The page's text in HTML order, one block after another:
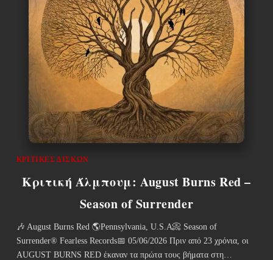
ΚΡΙΤΙΚΈΣ ΔΊΣΚΩΝ
Κριτική Άλμπουμ: August Burns Red –
Season of Surrender
🎶 August Burns Red 🌎Pennsylvania, U.S.A📀 Season of
Surrender® Fearless Records📅 05/06/2026 Πριν από 23 χρόνια, οι
AUGUST BURNS RED έκαναν τα πρώτα τους βήματα στη…